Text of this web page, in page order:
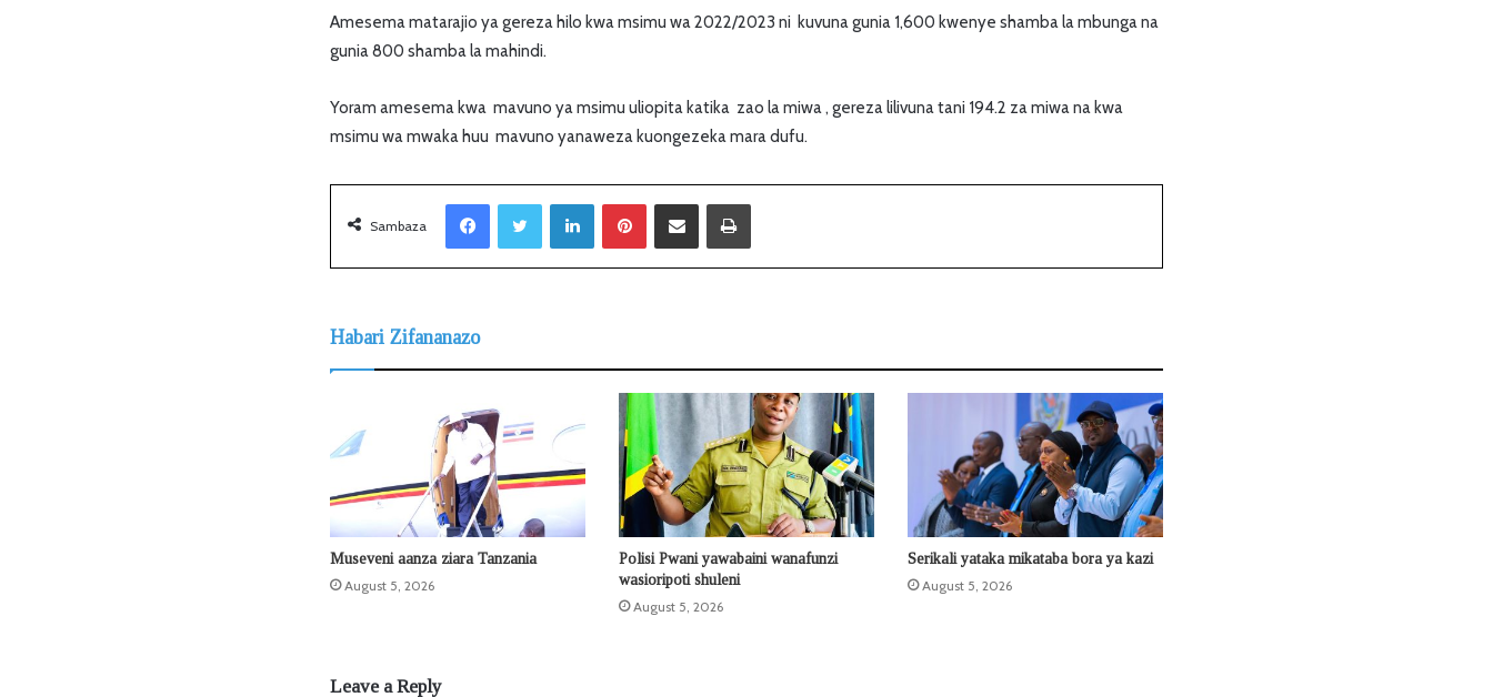
Amesema matarajio ya gereza hilo kwa msimu wa 2022/2023 ni kuvuna gunia 1,600 kwenye shamba la mbunga na
gunia 800 shamba la mahindi.
Yoram amesema kwa mavuno ya msimu uliopita katika zao la miwa , gereza lilivuna tani 194.2 za miwa na kwa
msimu wa mwaka huu mavuno yanaweza kuongezeka mara dufu.
Sambaza
LinkedIn Sambaza kupitia barua pepe
Habari Zifananazo
Museveni aanza ziara Tanzania
August 5, 2026
Polisi Pwani yawabaini wanafunzi
wasioripoti shuleni
August 5, 2026
Serikali yataka mikataba bora ya kazi
August 5, 2026
Leave a Reply